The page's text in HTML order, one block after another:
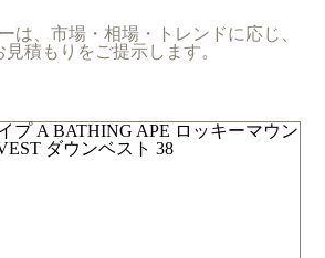
は、市場・相場・トレンドに応じ、
積もりをご提示します。